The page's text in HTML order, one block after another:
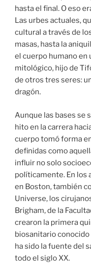
hasta el final. O eso
Las urbes actuales,
cultural a través de
masas, hasta la
el cuerpo humano en
mitológico, hijo de
de otros tres seres:
dragón.
Aunque las bases se
hito en la carrera
cuerpo tomó forma
definidas como
influir no solo
políticamente. En los
en Boston, también
Universe, los
Brigham, de la
crearon la primera
biosanitario
ha sido la fuente del
todo el siglo XX.